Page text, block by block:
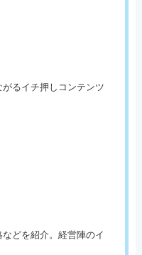
るイチ押しコンテンツ
どを紹介。経営陣のイ